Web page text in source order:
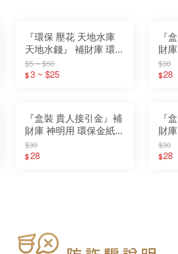
『環保 壓花 天地水庫
天地水錢』 補財庫 環
保金紙 天庫 地庫 水庫
天錢 地錢 水錢
$5 ~ $50
$3 ~ $25
『
財庫 八
金紙
$30
$28
『盒裝 貴人接引金』補
財庫 神明用 環保金紙
盒子金
$30
$28
『
財
保金
$30
$28